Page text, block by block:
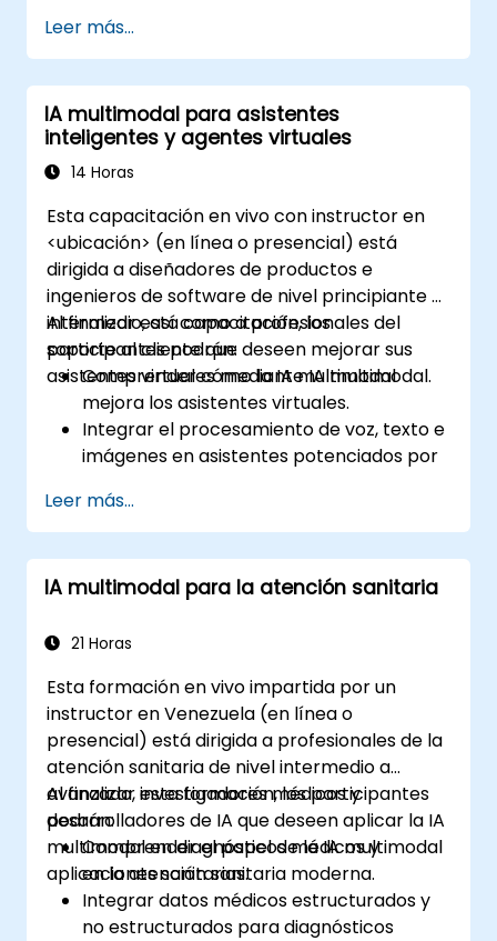
Implementar traducción en tiempo real
utilizando APIs y marcos de trabajo
potenciados por IA.
Integrar traducción impulsada por IA en
aplicaciones empresariales.
Analizar consideraciones éticas en el
Leer más...
IA multimodal para asistentes
inteligentes y agentes virtuales
14 Horas
Esta capacitación en vivo con instructor en
<ubicación> (en línea o presencial) está
dirigida a diseñadores de productos e
ingenieros de software de nivel principiante e
intermedio, así como a profesionales del
soporte al cliente que deseen mejorar sus
asistentes virtuales mediante IA multimodal.
Al finalizar esta capacitación, los
participantes podrán:
Comprender cómo la IA multimodal
mejora los asistentes virtuales.
Integrar el procesamiento de voz, texto e
imágenes en asistentes potenciados por
Construir agentes conversacionales
interactivos con capacidades de voz y
visión.
Utilizar APIs para el reconocimiento de
Natural) y visión por computadora.
por IA para el soporte al cliente y la
interacción con el usuario.
Leer más...
IA multimodal para la atención sanitaria
21 Horas
Esta formación en vivo impartida por un
instructor en Venezuela (en línea o
presencial) está dirigida a profesionales de la
atención sanitaria de nivel intermedio a
avanzado, investigadores médicos y
desarrolladores de IA que deseen aplicar la IA
multimodal en diagnósticos médicos y
aplicaciones sanitarias.
Al finalizar esta formación, los participantes
podrán:
Comprender el papel de la IA multimodal
en la atención sanitaria moderna.
Integrar datos médicos estructurados y
no estructurados para diagnósticos